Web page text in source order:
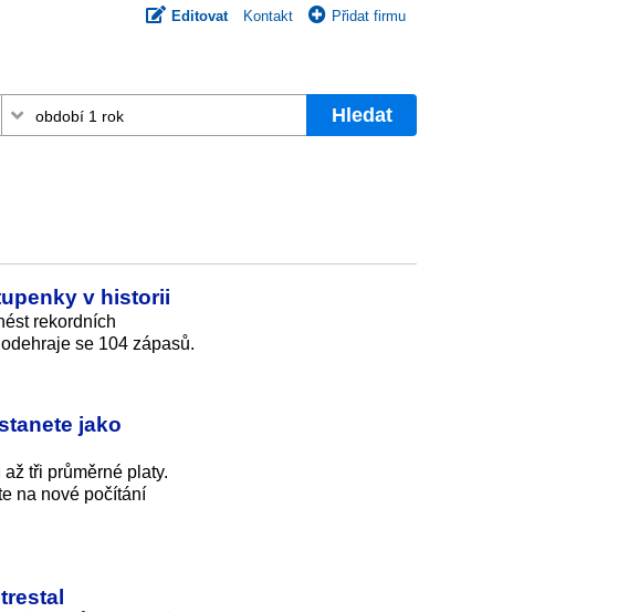
Editovat Kontakt Přidat firmu
Hledat
v historii
rekordních
se 104 zápasů.
jako
tři průměrné platy.
na nové počítání